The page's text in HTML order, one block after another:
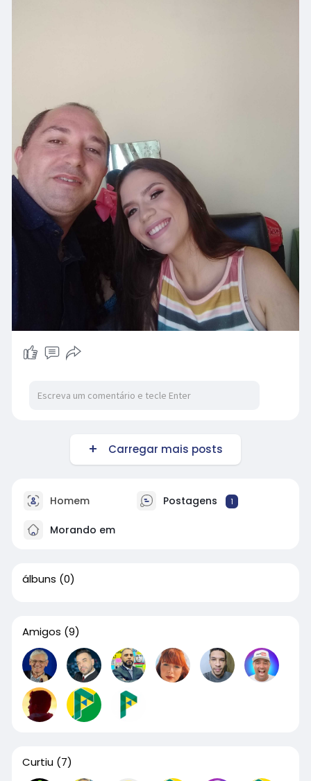
Carregar mais posts
Homem Postagens 1
Morando em
álbuns (0)
Amigos (9)
Curtiu (7)